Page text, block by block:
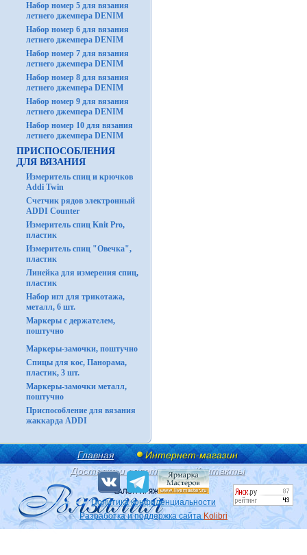
Набор номер 5 для вязания
летнего джемпера DENIM
Набор номер 6 для вязания
летнего джемпера DENIM
Набор номер 7 для вязания
летнего джемпера DENIM
Набор номер 8 для вязания
летнего джемпера DENIM
Набор номер 9 для вязания
летнего джемпера DENIM
Набор номер 10 для вязания
летнего джемпера DENIM
ПРИСПОСОБЛЕНИЯ
ДЛЯ ВЯЗАНИЯ
Измеритель спиц и крючков
Addi Twin
Счетчик рядов электронный
ADDI Counter
Измеритель спиц Knit Pro,
пластик
Измеритель спиц "Овечка",
пластик
Линейка для измерения спиц,
пластик
Набор игл для трикотажа,
металл, 6 шт.
Маркеры с держателем,
поштучно
Маркеры-замочки, поштучно
Спицы для кос, Панорама,
пластик, 3 шт.
Маркеры-замочки металл,
поштучно
Приспособление для вязания
жаккарда ADDI
Главная
Интернет-магазин
Доставка и оплата
Контакты
Политика конфиденциальности
Разработка и поддержка сайта Kolibri